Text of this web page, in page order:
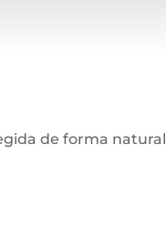
de forma natural